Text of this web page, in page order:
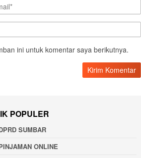
ini untuk komentar saya berikutnya.
POPULER
SUMBAR
ONLINE